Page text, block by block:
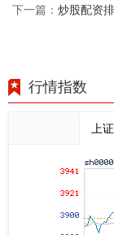
下一篇： 炒股配资
行情指数
上